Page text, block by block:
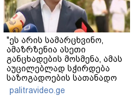
"ეს არის სამარცხვინო,
ამაზრზენია ასეთი
განცხადების მოსმენა, ამას
აუცილებლად სჭირდება
საზოგადოების სათანადო
რეაქცია" - ირაკლი
კობახიძე
palitravideo.ge